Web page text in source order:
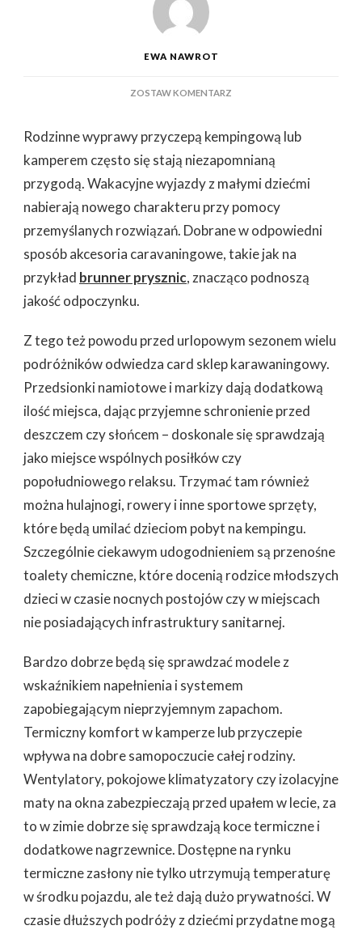
EWA NAWROT
ZOSTAW KOMENTARZ
DLA
RODZINY
KTÓRE
SIĘ
PRZYDAĆ
Rodzinne wyprawy przyczepą kempingową lub
kamperem często się stają niezapomnianą
przygodą. Wakacyjne wyjazdy z małymi dziećmi
nabierają nowego charakteru przy pomocy
przemyślanych rozwiązań. Dobrane w odpowiedni
sposób akcesoria caravaningowe, takie jak na
przykład brunner prysznic, znacząco podnoszą
jakość odpoczynku.
Z tego też powodu przed urlopowym sezonem wielu
podróżników odwiedza card sklep karawaningowy.
Przedsionki namiotowe i markizy dają dodatkową
ilość miejsca, dając przyjemne schronienie przed
deszczem czy słońcem – doskonale się sprawdzają
jako miejsce wspólnych posiłków czy
popołudniowego relaksu. Trzymać tam również
można hulajnogi, rowery i inne sportowe sprzęty,
które będą umilać dzieciom pobyt na kempingu.
Szczególnie ciekawym udogodnieniem są przenośne
toalety chemiczne, które docenią rodzice młodszych
dzieci w czasie nocnych postojów czy w miejscach
nie posiadających infrastruktury sanitarnej.
Bardzo dobrze będą się sprawdzać modele z
wskaźnikiem napełnienia i systemem
zapobiegającym nieprzyjemnym zapachom.
Termiczny komfort w kamperze lub przyczepie
wpływa na dobre samopoczucie całej rodziny.
Wentylatory, pokojowe klimatyzatory czy izolacyjne
maty na okna zabezpieczają przed upałem w lecie, za
to w zimie dobrze się sprawdzają koce termiczne i
dodatkowe nagrzewnice. Dostępne na rynku
termiczne zasłony nie tylko utrzymują temperaturę
w środku pojazdu, ale też dają dużo prywatności. W
czasie dłuższych podróży z dziećmi przydatne mogą